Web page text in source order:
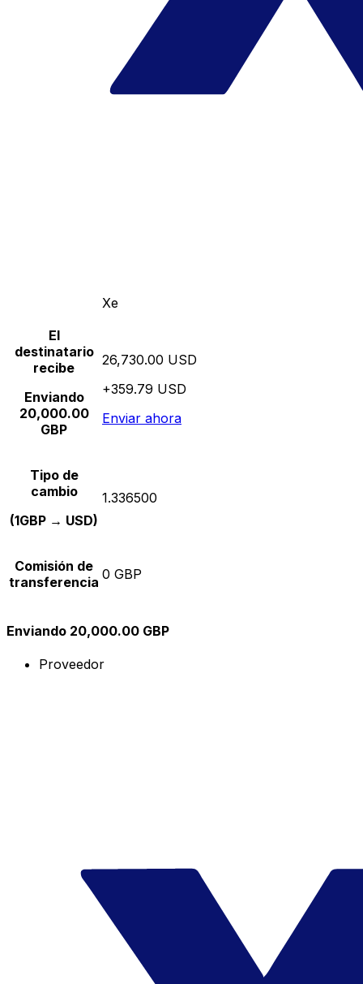
Xe
El
destinatario
recibe
Enviando
20,000.00
GBP
26,730.00 USD
+359.79 USD
Enviar ahora
Tipo de
cambio
(1GBP → USD)
1.336500
Comisión de
transferencia 0 GBP
Enviando 20,000.00 GBP
Proveedor